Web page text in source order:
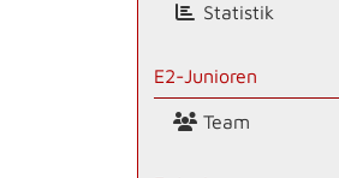
Statistik
E2-Junioren
Team